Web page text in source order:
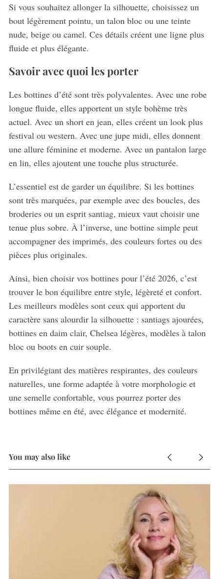
Si vous souhaitez allonger la silhouette, choisissez un
bout légèrement pointu, un talon bloc ou une teinte
nude, beige ou camel. Ces détails créent une ligne plus
fluide et plus élégante.
Savoir avec quoi les porter
Les bottines d’été sont très polyvalentes. Avec une robe
longue fluide, elles apportent un style bohème très
actuel. Avec un short en jean, elles créent un look plus
festival ou western. Avec une jupe midi, elles donnent
une allure féminine et moderne. Avec un pantalon large
en lin, elles ajoutent une touche plus structurée.
L’essentiel est de garder un équilibre. Si les bottines
sont très marquées, par exemple avec des boucles, des
broderies ou un esprit santiag, mieux vaut choisir une
tenue plus sobre. À l’inverse, une bottine simple peut
accompagner des imprimés, des couleurs fortes ou des
pièces plus originales.
Ainsi, bien choisir vos bottines pour l’été 2026, c’est
trouver le bon équilibre entre style, légèreté et confort.
Les meilleurs modèles sont ceux qui apportent du
caractère sans alourdir la silhouette : santiags ajourées,
bottines en daim clair, Chelsea légères, modèles à talon
bloc ou boots en cuir souple.
En privilégiant des matières respirantes, des couleurs
naturelles, une forme adaptée à votre morphologie et
une semelle confortable, vous pourrez porter des
bottines même en été, avec élégance et modernité.
You may also like